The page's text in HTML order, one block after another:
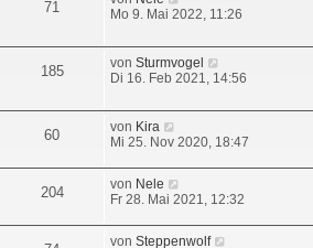
r
a
t
r
B
e
t
a
71
e
e
s
t
e
i
t
a
Mo 9. Mai 2022, 11:26
185 vonSturmvogel
e
e
t
r
e
t
Di 16. Feb 2021, 14:56
60 von Kira
e
e
s
t
Mi 25. Nov 2020, 18:47
204 von Nele
e
e
s
Fr 28. Mai 2021, 12:32
vonSteppenwolf